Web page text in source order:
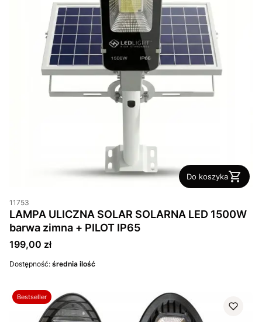
Do koszyka
11753
LAMPA ULICZNA SOLAR SOLARNA LED 1500W
barwa zimna + PILOT IP65
Cena
199,00 zł
Dostępność: średnia ilość
Bestseller